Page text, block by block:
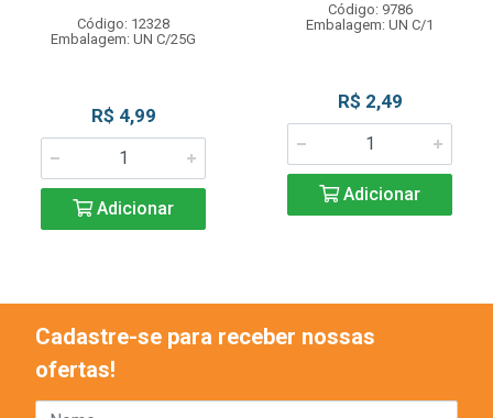
Código: 12328
Embalagem: UN C/25G
R$ 4,99
Adicionar
Código: 9786
Embalagem: UN C/1
R$ 2,49
Adicionar
Cadastre-se para receber nossas
ofertas!